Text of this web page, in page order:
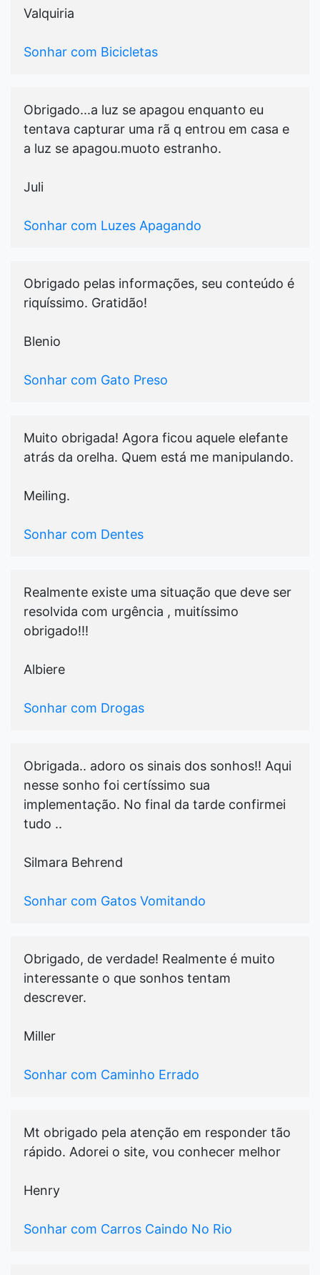
Valquiria
Sonhar com Bicicletas
Obrigado...a luz se apagou enquanto eu
tentava capturar uma rã q entrou em casa e
a luz se apagou.muoto estranho.
Juli
Sonhar com Luzes Apagando
Obrigado pelas informações, seu conteúdo é
riquíssimo. Gratidão!
Blenio
Sonhar com Gato Preso
Muito obrigada! Agora ficou aquele elefante
atrás da orelha. Quem está me manipulando.
Meiling.
Sonhar com Dentes
Realmente existe uma situação que deve ser
resolvida com urgência , muitíssimo
obrigado!!!
Albiere
Sonhar com Drogas
Obrigada.. adoro os sinais dos sonhos!! Aqui
nesse sonho foi certíssimo sua
implementação. No final da tarde confirmei
tudo ..
Silmara Behrend
Sonhar com Gatos Vomitando
Obrigado, de verdade! Realmente é muito
interessante o que sonhos tentam
descrever.
Miller
Sonhar com Caminho Errado
Mt obrigado pela atenção em responder tão
rápido. Adorei o site, vou conhecer melhor
Henry
Sonhar com Carros Caindo No Rio